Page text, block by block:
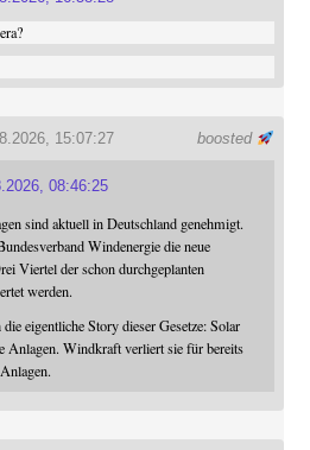
boosted
15:07:27
08:46:25
sind aktuell in Deutschland genehmigt.
Windenergie die neue
Viertel der schon durchgeplanten
werden.
eigentliche Story dieser Gesetze: Solar
Anlagen. Windkraft verliert sie für bereits